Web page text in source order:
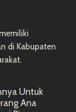
di Kabupaten
Untuk
Ana